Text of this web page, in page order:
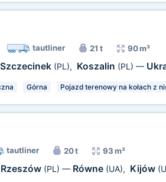
tautliner 21 t 90 m³
Szczecinek (PL), Koszalin (PL) —
Górna Pojazd terenowy na kołach z
tautliner 20 t 93 m³
Rzeszów (PL) — Równe (UA), Kijów